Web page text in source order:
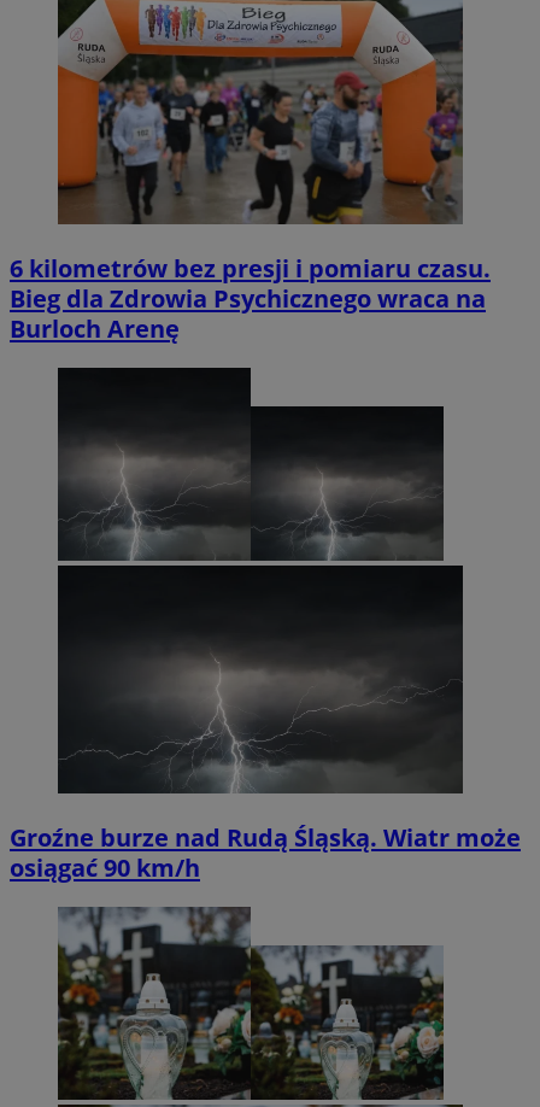
6 kilometrów bez presji i pomiaru czasu.
Bieg dla Zdrowia Psychicznego wraca na
Burloch Arenę
Groźne burze nad Rudą Śląską. Wiatr może
osiągać 90 km/h